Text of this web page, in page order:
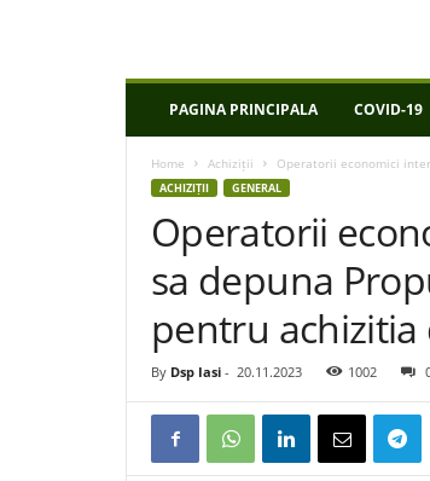
P
PAGINA PRINCIPALA COVID-19
Home Achiziții Operatorii economici
ACHIZIȚII GENERAL
Operatorii
sa depuna
pentru achizitia
By Dsp Iasi - 20.11.2023 1002